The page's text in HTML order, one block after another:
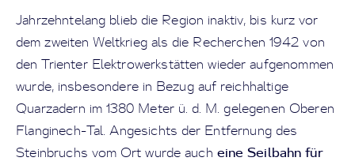
Jahrzehntelang blieb die Region inaktiv, bis kurz vor
dem zweiten Weltkrieg als die Recherchen 1942 von
den Trienter Elektrowerkstätten wieder aufgenommen
wurde, insbesondere in Bezug auf reichhaltige
Quarzadern im 1380 Meter ü. d. M. gelegenen Oberen
Flanginech-Tal. Angesichts der Entfernung des
Steinbruchs vom Ort wurde auch eine Seilbahn für